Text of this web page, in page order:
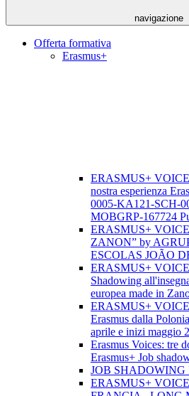
navigazione
Offerta formativa
Erasmus+
ERASMUS+
nostra esperienza
0005-KA121-SCH-
MOBGRP-167724
ERASMUS+
ZANON” by
ESCOLAS JOÃO
ERASMUS+
Shadowing
europea made in
ERASMUS+
Erasmus dalla
aprile e inizi maggio
Erasmus Voices: tre
Erasmus+ Job
JOB
ERASMUS+